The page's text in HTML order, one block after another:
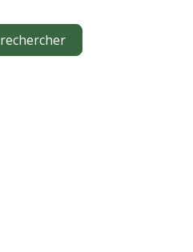
rechercherrechercher